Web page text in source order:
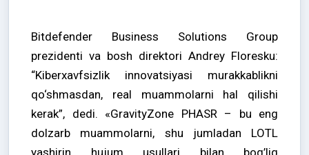
Bitdefender Business Solutions Group
prezidenti va bosh direktori Andrey Floresku:
“Kiberxavfsizlik innovatsiyasi murakkablikni
qo‘shmasdan, real muammolarni hal qilishi
kerak”, dedi. «GravityZone PHASR – bu eng
dolzarb muammolarni, shu jumladan LOTL
yashirin hujum usullari bilan bog’liq